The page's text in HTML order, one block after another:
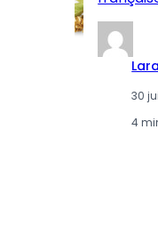
Lara
30
4